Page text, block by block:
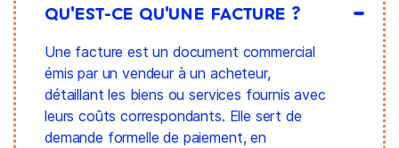
QU'EST-CE QU'UNE FACTURE ?
Une facture est un document commercial
émis par un vendeur à un acheteur,
détaillant les biens ou services fournis avec
leurs coûts correspondants. Elle sert de
demande formelle de paiement, en